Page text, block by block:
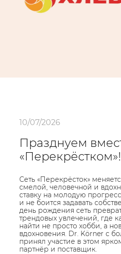
10/07/2026
Празднуем
«Перекрёстком»!
Сеть «Перекрёсток»
смелой, человечной и
ставку на молодую
и не боится задавать
день рождения сеть
трендовых увлечений, где
найти не просто хобби, а
вдохновения. Dr. Körner с
принял участие в этом
партнёр и поставщик.